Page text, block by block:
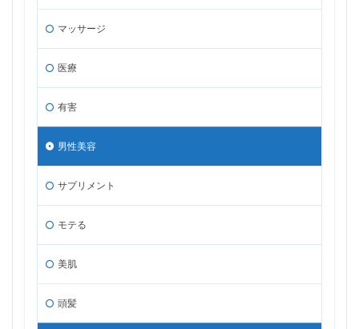
マッサージ
医療
有害
男性美容
サプリメント
モテる
美肌
頭髪